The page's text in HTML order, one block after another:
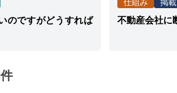
のですがどうすれば
不動産会社に